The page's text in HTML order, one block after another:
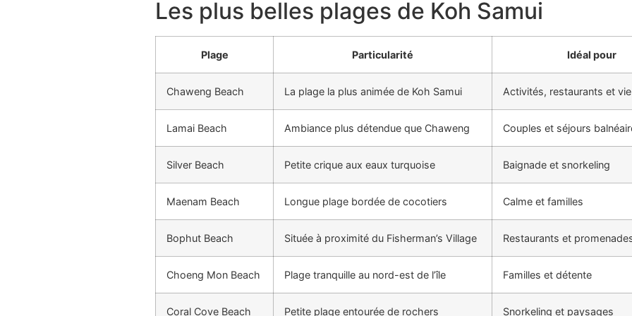
Les plus belles plages de Koh Samui
Plage Particularité Idéal pour
Chaweng Beach La plage la plus animée de Koh Samui Activités, restaurants et
Lamai Beach Ambiance plus détendue que Chaweng Couples et séjours
Silver Beach Petite crique aux eaux turquoise Baignade et snorkeling
Maenam Beach Longue plage bordée de cocotiers Calme et familles
Bophut Beach Située à proximité du Fisherman’s Village Restaurants et
Choeng Mon Beach Plage tranquille au nord-est de l’île Familles et détente
Coral Cove Beach Petite plage entourée de rochers Snorkeling et paysages